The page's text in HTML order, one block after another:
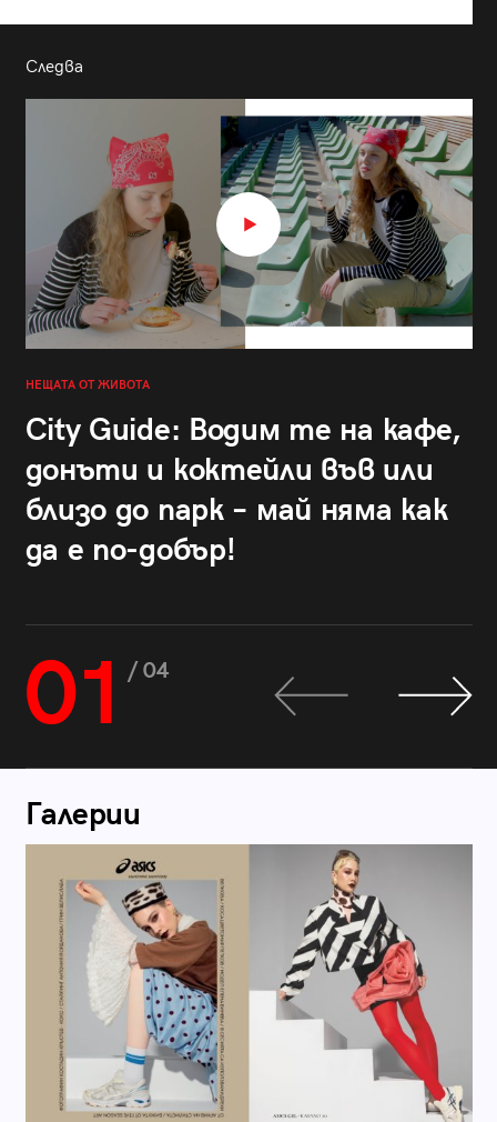
Следва
НЕЩАТА ОТ ЖИВОТА
City Guide: Водим те на кафе,
донъти и коктейли във или
близо до парк – май няма как
да е по-добър!
01 / 04
Галерии